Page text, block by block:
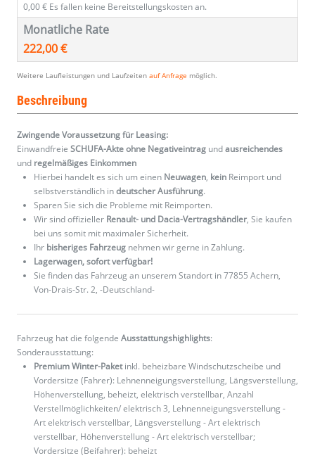
0,00 € Es fallen keine Bereitstellungskosten an.
Monatliche Rate
222,00 €
Weitere Laufleistungen und Laufzeiten auf Anfrage möglich.
Beschreibung
Zwingende Voraussetzung für Leasing:
Einwandfreie SCHUFA-Akte ohne Negativeintrag undausreichendes
und regelmäßiges Einkommen
Hierbei handelt es sich um einen Neuwagen, kein Reimport und
selbstverständlich indeutscher Ausführung.
Sparen Sie sich die Probleme mit Reimporten.
Wir sind offizieller Renault- und Dacia-Vertragshändler, Sie kaufen
bei uns somit mit maximaler Sicherheit.
Ihr bisheriges Fahrzeug nehmen wir gerne in Zahlung.
Lagerwagen, sofort verfügbar!
Sie finden das Fahrzeug an unserem Standort in 77855 Achern,
Von-Drais-Str. 2, -Deutschland-
Fahrzeug hat die folgende Ausstattungshighlights:
Sonderausstattung:
Premium Winter-Paketinkl. beheizbare Windschutzscheibe und
Vordersitze (Fahrer): Lehnenneigungsverstellung, Längsverstellung,
Höhenverstellung, beheizt, elektrisch verstellbar, Anzahl
Verstellmöglichkeiten/ elektrisch 3, Lehnenneigungsverstellung -
Art elektrisch verstellbar, Längsverstellung - Art elektrisch
verstellbar, Höhenverstellung - Art elektrisch verstellbar;
Vordersitze (Beifahrer): beheizt